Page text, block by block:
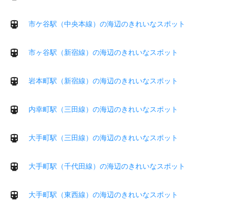
市ケ谷駅（中央本線）の海辺のきれいなスポット
市ヶ谷駅（新宿線）の海辺のきれいなスポット
岩本町駅（新宿線）の海辺のきれいなスポット
内幸町駅（三田線）の海辺のきれいなスポット
大手町駅（三田線）の海辺のきれいなスポット
大手町駅（千代田線）の海辺のきれいなスポット
大手町駅（東西線）の海辺のきれいなスポット